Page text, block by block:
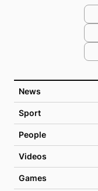
News
Sport
People
Videos
Games